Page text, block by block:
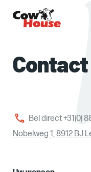
Contact
Bel direct +31(0)
Nobelweg 1, 8912 BJ